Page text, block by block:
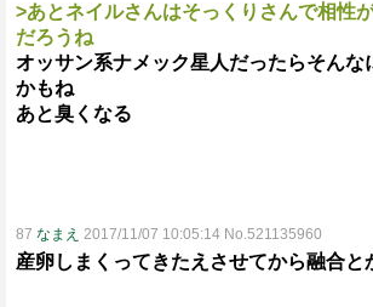
>あとネイルさんはそっくりさんで相性
だろうね
オッサン系ナメック星人だったらそんな
かもね
あと臭くなる
87 なまえ 2017/11/07 10:05:14 No.521135960
産卵しまくってきたえさせてから融合と